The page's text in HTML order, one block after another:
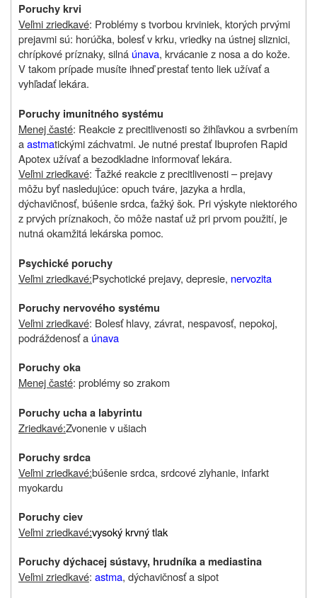
Poruchy krvi
Veľmi zriedkavé: Problémy s tvorbou krviniek, ktorých prvými
prejavmi sú: horúčka, bolesť v krku, vriedky na ústnej sliznici,
chrípkové príznaky, silná únava, krvácanie z nosa a do kože.
V takom prípade musíte ihneď prestať tento liek užívať a
vyhľadať lekára.
Poruchy imunitného systému
Menej časté: Reakcie z precitlivenosti so žihľavkou a svrbením
aastmatickými záchvatmi. Je nutné prestať Ibuprofen Rapid
Apotex užívať a bezodkladne informovať lekára.
Veľmi zriedkavé: Ťažké reakcie z precitlivenosti – prejavy
môžu byť nasledujúce: opuch tváre, jazyka a hrdla,
dýchavičnosť, búšenie srdca, ťažký šok. Pri výskyte niektorého
z prvých príznakoch, čo môže nastať už pri prvom použití, je
nutná okamžitá lekárska pomoc.
Psychické poruchy
Veľmi zriedkavé:Psychotické prejavy, depresie, nervozita
Poruchy nervového systému
Veľmi zriedkavé: Bolesť hlavy, závrat, nespavosť, nepokoj,
podráždenosť a únava
Poruchy oka
Menej časté: problémy so zrakom
Poruchy ucha a labyrintu
Zriedkavé:Zvonenie v ušiach
Poruchy srdca
Veľmi zriedkavé:búšenie srdca, srdcové zlyhanie, infarkt
myokardu
Poruchy ciev
Veľmi zriedkavé:vysoký krvný tlak
Poruchy dýchacej sústavy, hrudníka a mediastina
Veľmi zriedkavé: astma, dýchavičnosť a sipot